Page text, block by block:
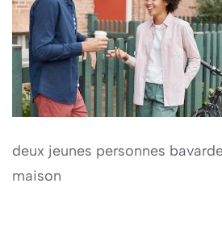
deux jeunes personnes
maison